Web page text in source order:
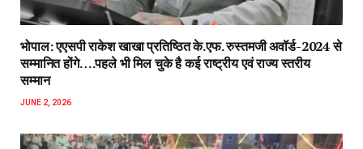
भोपाल: एएसपी राकेश‌ खाखा प्रतिष्ठित के.एफ. रुस्तमजी अवॉर्ड-2024 से
सम्मानित होंगे….पहले भी मिल चुके है कई राष्ट्रीय एवं राज्य स्तरीय
सम्मान
JUNE 2, 2026